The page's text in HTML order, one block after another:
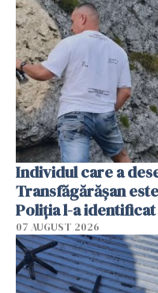
Individul care a
Transfăgărășan
Poliția l-a identificat
07 AUGUST 2026